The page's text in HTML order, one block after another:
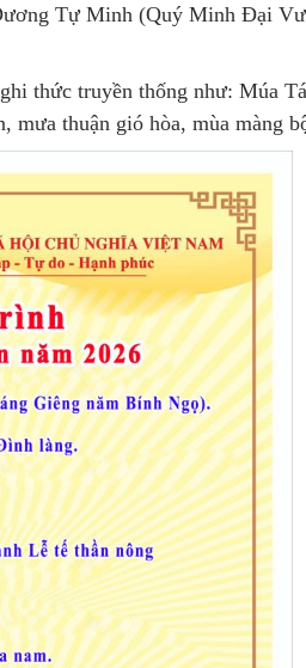
Tự Minh (Quý Minh Đại
thức truyền thống như: Múa
mưa thuận gió hòa, mùa màng